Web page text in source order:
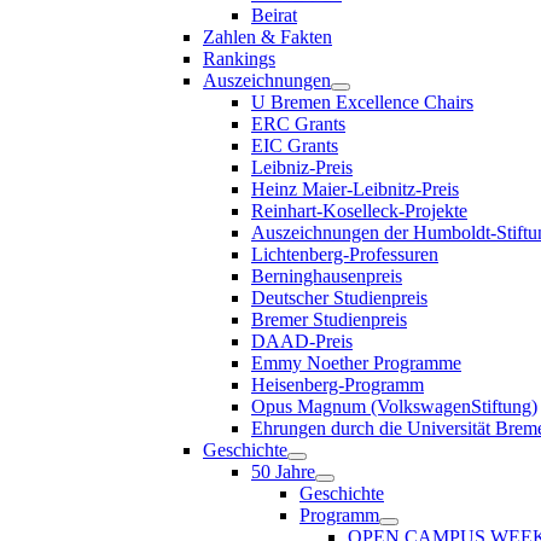
Beirat
Zahlen & Fakten
Rankings
Auszeichnungen
U Bremen Excellence Chairs
ERC Grants
EIC Grants
Leibniz-Preis
Heinz Maier-Leibnitz-Preis
Reinhart-Koselleck-Projekte
Auszeichnungen der Humboldt-
Lichtenberg-Professuren
Berninghausenpreis
Deutscher Studienpreis
Bremer Studienpreis
DAAD-Preis
Emmy Noether Programme
Heisenberg-Programm
Opus Magnum (VolkswagenStiftung)
Ehrungen durch die Universität
Geschichte
50 Jahre
Geschichte
Programm
OPEN CAMPUS